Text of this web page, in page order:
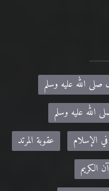
صلى الله عليه وسلم
الله عليه وسلم
الإسلام
عقوبة المرتد
الكريم